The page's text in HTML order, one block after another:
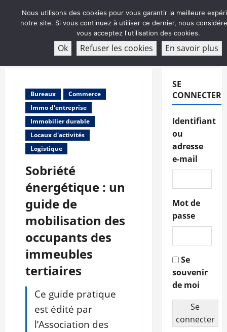
ABONNEMENT
Bureaux
Commerce
Immo d'entreprise
Immobilier durable
Locaux d'activités
Logistique
Sobriété
énergétique : un
guide de
mobilisation des
occupants des
immeubles
tertiaires
Ce guide pratique
est édité par
l’Association des
SE
CONNECTER
Identifiant
ou
adresse
e-mail
Mot de
passe
Se
souvenir
de moi
Se
connecter
Nous utilisons des cookies pour vous garantir la meilleure
notre site. Si vous continuez à utiliser ce dernier, nous
vous acceptez l'utilisation des cookies.
Ok Refuser les cookies En savoir plus